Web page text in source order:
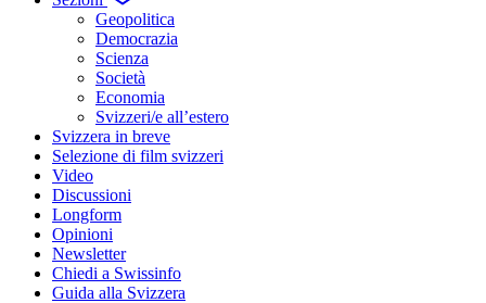
Geopolitica
Democrazia
Scienza
Società
Economia
Svizzeri/e all’estero
Svizzera in breve
Selezione di film svizzeri
Video
Discussioni
Longform
Opinioni
Newsletter
Chiedi a Swissinfo
Guida alla Svizzera